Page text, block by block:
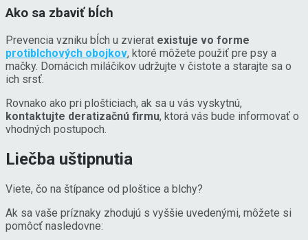
Ako sa zbaviť bĺch
Prevencia vzniku bĺch u zvierat existuje vo forme
protiblchových obojkov, ktoré môžete použiť pre psy a
mačky. Domácich miláčikov udržujte v čistote a starajte sa o
ich srsť.
Rovnako ako pri plošticiach, ak sa u vás vyskytnú,
kontaktujte deratizačnú firmu, ktorá vás bude informovať o
vhodných postupoch.
Liečba uštipnutia
Viete, čo na štípance od ploštice a blchy?
Ak sa vaše príznaky zhodujú s vyššie uvedenými, môžete si
pomôcť nasledovne: